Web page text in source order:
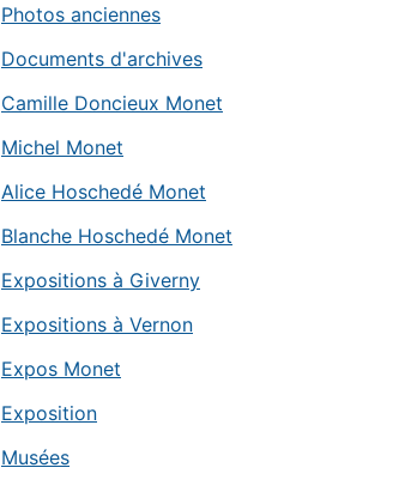
Photos anciennes
Documents d'archives
Camille Doncieux Monet
Michel Monet
Alice Hoschedé Monet
Blanche Hoschedé Monet
Expositions à Giverny
Expositions à Vernon
Expos Monet
Exposition
Musées